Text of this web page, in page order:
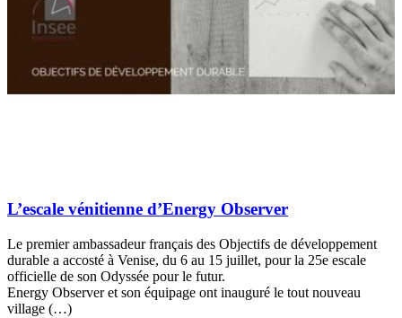
L’escale vénitienne d’Energy Observer
Le premier ambassadeur français des Objectifs de développement
durable a accosté à Venise, du 6 au 15 juillet, pour la 25e escale
officielle de son Odyssée pour le futur.
Energy Observer et son équipage ont inauguré le tout nouveau
village (…)